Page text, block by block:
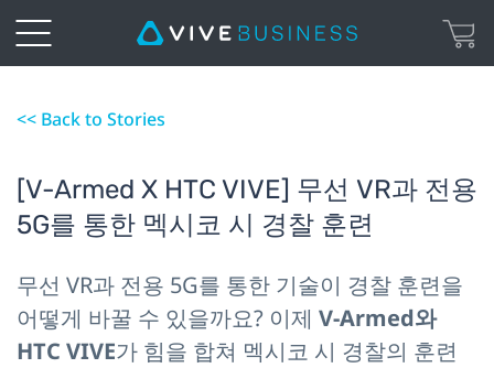
<< Back to Stories
[V-Armed X HTC VIVE] 무선 VR과 전용
5G를 통한 멕시코 시 경찰 훈련
무선 VR과 전용 5G를 통한 기술이 경찰 훈련을
어떻게 바꿀 수 있을까요? 이제 V-Armed와
HTC VIVE가 힘을 합쳐 멕시코 시 경찰의 훈련